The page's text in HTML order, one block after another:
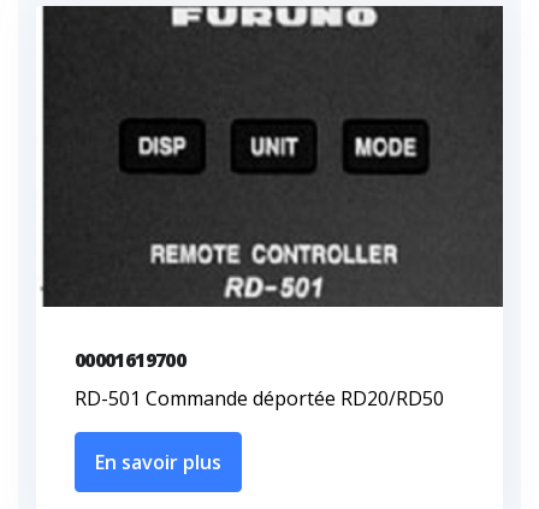
00001619700
RD-501 Commande déportée RD20/RD50
En savoir plus